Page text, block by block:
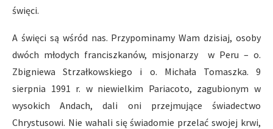
święci.
A święci są wśród nas. Przypominamy Wam dzisiaj, osoby
dwóch młodych franciszkanów, misjonarzy w Peru – o.
Zbigniewa Strzałkowskiego i o. Michała Tomaszka. 9
sierpnia 1991 r. w niewielkim Pariacoto, zagubionym w
wysokich Andach, dali oni przejmujące świadectwo
Chrystusowi. Nie wahali się świadomie przelać swojej krwi,